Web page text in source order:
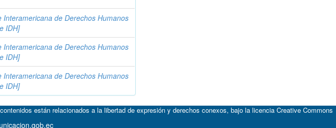
Interamericana de Derechos Humanos
IDH]
Interamericana de Derechos Humanos
IDH]
Interamericana de Derechos Humanos
IDH]
están relacionados a la libertad de expresión y derechos conexos, bajo la licencia Creative Commons